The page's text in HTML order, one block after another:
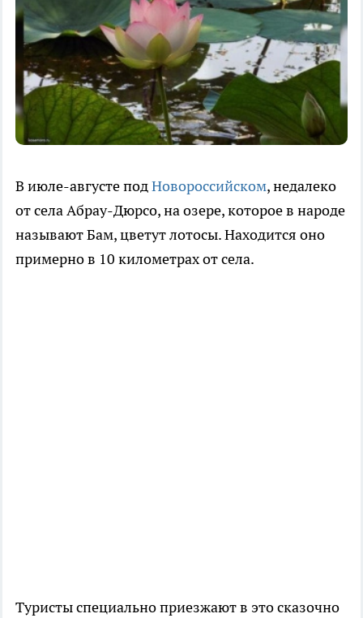
В июле-августе подНовороссийском, недалеко
от села Абрау-Дюрсо, на озере, которое в народе
называют Бам, цветут лотосы. Находится оно
примерно в 10 километрах от села.
Туристы специально приезжают в это сказочно